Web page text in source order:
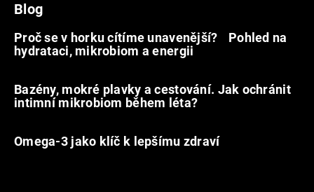
Blog
Proč se v horku cítíme unavenější? Pohled na
hydrataci, mikrobiom a energii
Bazény, mokré plavky a cestování. Jak ochránit
intimní mikrobiom během léta?
Omega-3 jako klíč k lepšímu zdraví